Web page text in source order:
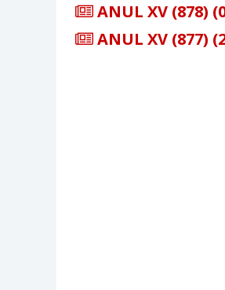
ANUL XV (878)
ANUL XV (877)